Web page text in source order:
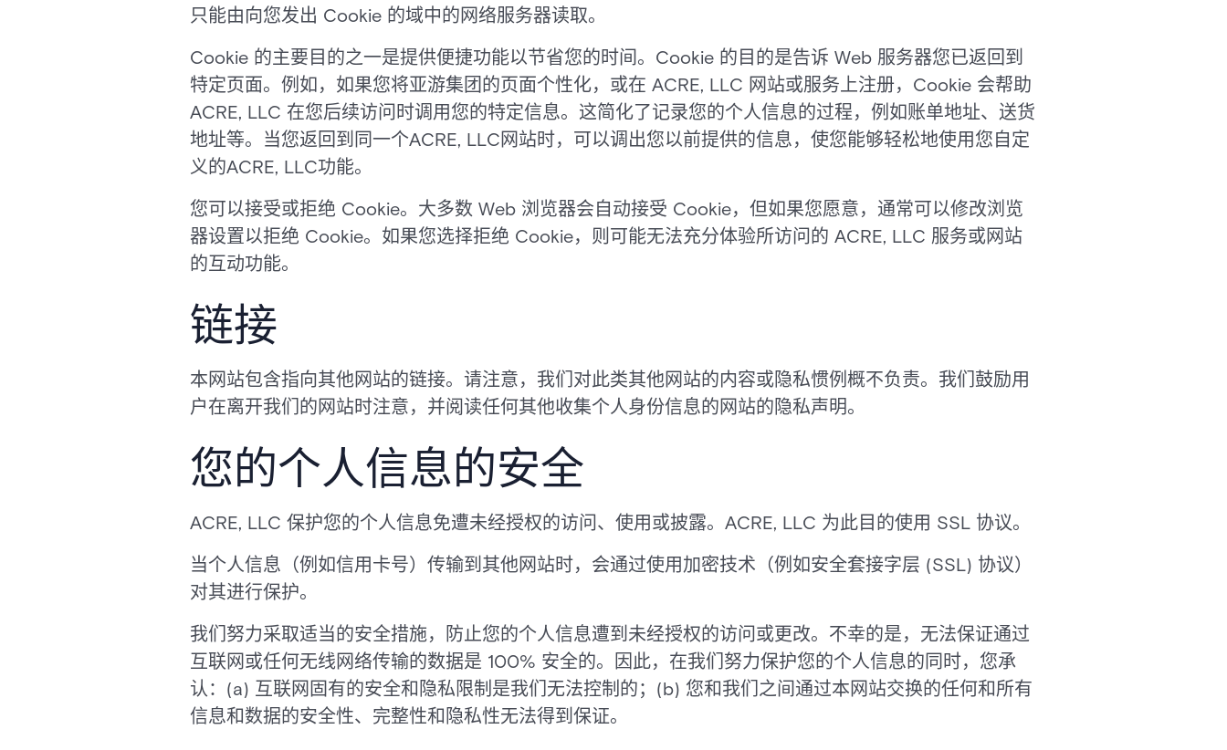
只能由向您发出 Cookie 的域中的网络服务器读取。
Cookie 的主要目的之一是提供便捷功能以节省您的时间。Cookie 的目的是告诉 Web 服务器您已返回到
特定页面。例如，如果您将亚游集团的页面个性化，或在 ACRE, LLC 网站或服务上注册，Cookie 会帮助
ACRE, LLC 在您后续访问时调用您的特定信息。这简化了记录您的个人信息的过程，例如账单地址、送货
地址等。当您返回到同一个ACRE, LLC网站时，可以调出您以前提供的信息，使您能够轻松地使用您自定
义的ACRE, LLC功能。
您可以接受或拒绝 Cookie。大多数 Web 浏览器会自动接受 Cookie，但如果您愿意，通常可以修改浏览
器设置以拒绝 Cookie。如果您选择拒绝 Cookie，则可能无法充分体验所访问的 ACRE, LLC 服务或网站
的互动功能。
链接
本网站包含指向其他网站的链接。请注意，我们对此类其他网站的内容或隐私惯例概不负责。我们鼓励用
户在离开我们的网站时注意，并阅读任何其他收集个人身份信息的网站的隐私声明。
您的个人信息的安全
ACRE, LLC 保护您的个人信息免遭未经授权的访问、使用或披露。ACRE, LLC 为此目的使用 SSL 协议。
当个人信息（例如信用卡号）传输到其他网站时，会通过使用加密技术（例如安全套接字层 (SSL) 协议）
对其进行保护。
我们努力采取适当的安全措施，防止您的个人信息遭到未经授权的访问或更改。不幸的是，无法保证通过
互联网或任何无线网络传输的数据是 100% 安全的。因此，在我们努力保护您的个人信息的同时，您承
认：(a) 互联网固有的安全和隐私限制是我们无法控制的；(b) 您和我们之间通过本网站交换的任何和所有
信息和数据的安全性、完整性和隐私性无法得到保证。